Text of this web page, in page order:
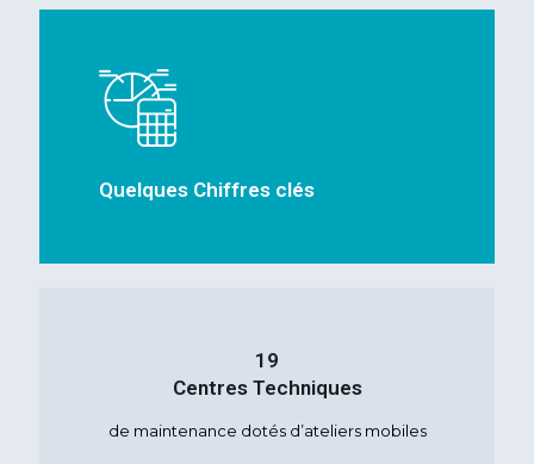
Quelques Chiffres clés
19
Centres Techniques
de maintenance dotés d’ateliers mobiles